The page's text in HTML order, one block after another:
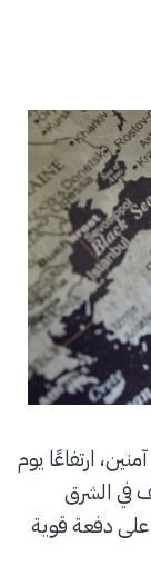
ارتفاعًا يوم
في الشرق
دفعة قوية